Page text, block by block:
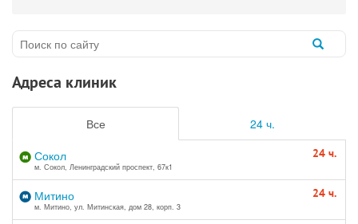
Адреса клиник
Все
24 ч.
Сокол
м. Сокол, Ленинградский проспект, 67к1
24 ч.
Митино
м. Митино, ул. Митинская, дом 28, корп. 3
24 ч.